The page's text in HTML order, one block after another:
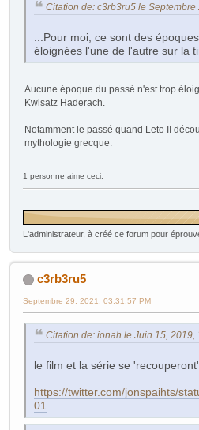
Citation de: c3rb3ru5 le
...Pour moi, ce sont des
éloignées l'une de l'autre sur la
Aucune époque du passé n'est trop
Kwisatz Haderach.
Notamment le passé quand Leto II
mythologie grecque.
1 personne aime ceci.
L'administrateur, à créé ce forum pour
c3rb3ru5
Septembre 29, 2021, 03:31:57 PM
Citation de: ionah le Juin 15, 2019,
le film et la série se
https://twitter.com/jonspaihts/
01